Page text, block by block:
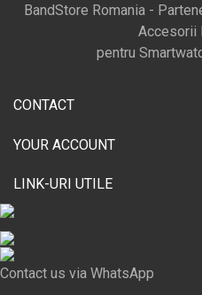
BandStore Romania -
Accesorii
pentru
CONTACT
YOUR ACCOUNT
LINK-URI UTILE
Contact us via WhatsApp